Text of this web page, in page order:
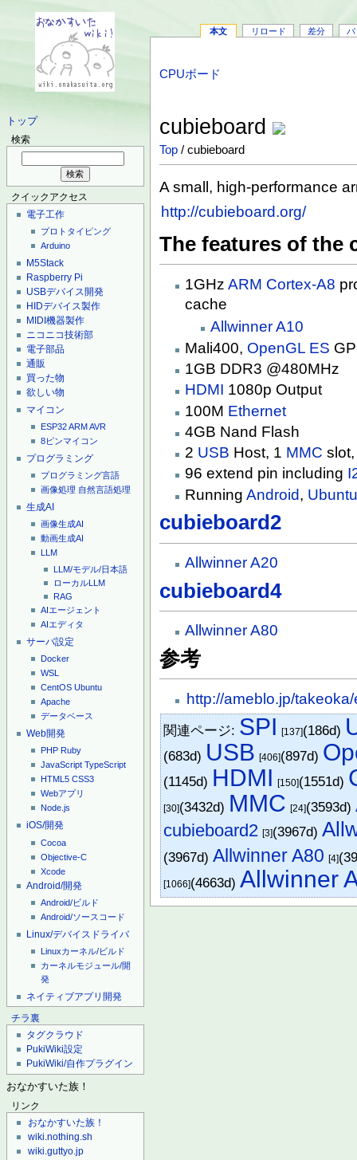
トップ
検索
クイックアクセス
電子工作
プロトタイピング
Arduino
M5Stack
Raspberry Pi
USBデバイス開発
HIDデバイス製作
MIDI機器製作
ニコニコ技術部
電子部品
通販
買った物
欲しい物
マイコン
ESP32ARMAVR
8ピンマイコン
プログラミング
プログラミング言語
画像処理 自然言語処理
生成AI
画像生成AI
動画生成AI
LLM
LLM/モデル/日本語
ローカルLLM
RAG
AIエージェント
AIエディタ
サーバ設定
Docker
WSL
CentOS Ubuntu
Apache
データベース
Web開発
PHP Ruby
JavaScript TypeScript
HTML5 CSS3
Webアプリ
Node.js
iOS/開発
Cocoa
Objective-C
Xcode
Android/開発
Android/ビルド
Android/ソースコード
Linux/デバイスドライバ
Linuxカーネル/ビルド
カーネルモジュール/開
発
ネイティブアプリ開発
チラ裏
タグクラウド
PukiWiki設定
PukiWiki/自作プラグイン
おなかすいた族！
リンク
おなかすいた族！
wiki.nothing.sh
wiki.guttyo.jp
本文 リロード 差分 バ
CPUボード
cubieboard
Top / cubieboard
A small, high-performance
http://cubieboard.org/
The features of the
1GHzARM Cortex-A8
cache
Allwinner A10
Mali400, OpenGL ES
1GB DDR3 @480MHz
HDMI 1080p Output
100M Ethernet
4GB Nand Flash
2 USB Host, 1 MMC
96 extend pin including
RunningAndroid,
cubieboard2
Allwinner A20
cubieboard4
Allwinner A80
参考
http://ameblo.jp/
関連ページ: SPI [137](186d)
(683d) USB [406](897d)
(1145d) HDMI [150](1551d)
[30](3432d) MMC [24](3593d)
cubieboard2 [3](3967d)
(3967d)Allwinner A80 [4]
[1066](4663d)Allwinner